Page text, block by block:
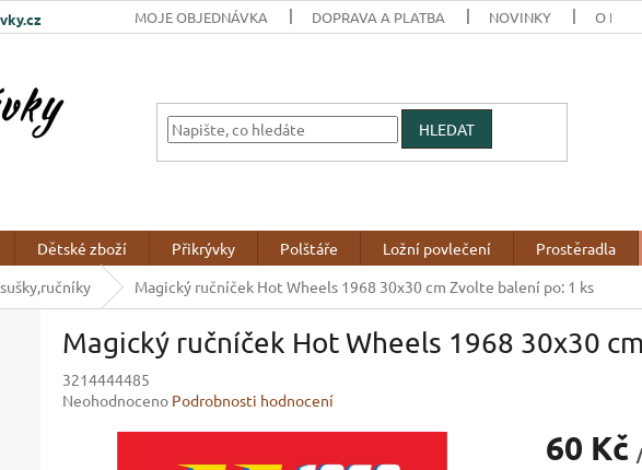
MOJE OBJEDNÁVKA DOPRAVA A PLATBA NOVINKY O NÁS
HLEDAT
Dětské zboží Přikrývky Polštáře Ložní povlečení Prostěradla
Magický ručníček Hot Wheels 1968 30x30 cm Zvolte balení po: 1 ks
Magický ručníček Hot Wheels 1968 30x30
3214444485
Průměrné
Neohodnoceno Podrobnosti hodnocení
60 Kč